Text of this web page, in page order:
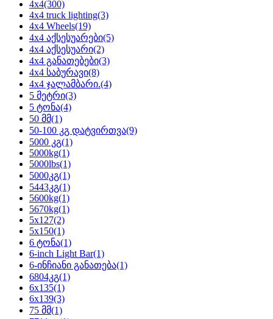
4x4(300)
4x4 truck lighting(3)
4x4 Wheels(19)
4x4 აქსესუარები(5)
4x4 აქსესუარი(2)
4x4 განათებები(3)
4x4 საბურავი(8)
4x4 ჯალამბარი.(4)
5 მეტრი(3)
5 ტონა(4)
50 მმ(1)
50-100 კგ დატვირთვა(9)
5000 კგ(1)
5000kg(1)
5000lbs(1)
5000კგ(1)
5443კგ(1)
5600kg(1)
5670kg(1)
5x127(2)
5x150(1)
6 ტონა(1)
6-inch Light Bar(1)
6-ინჩიანი განათება(1)
6804კგ(1)
6x135(1)
6x139(3)
75 მმ(1)